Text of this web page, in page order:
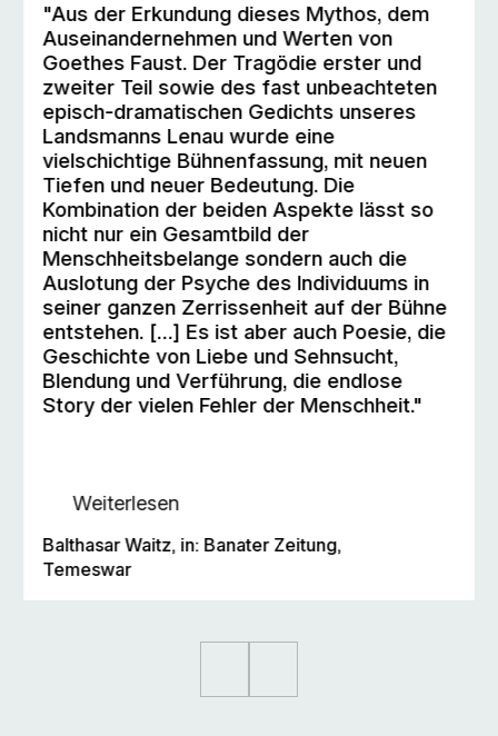
"Aus der Erkundung dieses Mythos, dem
Auseinandernehmen und Werten von
Goethes Faust. Der Tragödie erster und
zweiter Teil sowie des fast unbeachteten
episch-dramatischen Gedichts unseres
Landsmanns Lenau wurde eine
vielschichtige Bühnenfassung, mit neuen
Tiefen und neuer Bedeutung. Die
Kombination der beiden Aspekte lässt so
nicht nur ein Gesamtbild der
Menschheitsbelange sondern auch die
Auslotung der Psyche des Individuums in
seiner ganzen Zerrissenheit auf der Bühne
entstehen. […] Es ist aber auch Poesie, die
Geschichte von Liebe und Sehnsucht,
Blendung und Verführung, die endlose
Story der vielen Fehler der Menschheit."
Weiterlesen
Balthasar Waitz, in: Banater Zeitung,
Temeswar